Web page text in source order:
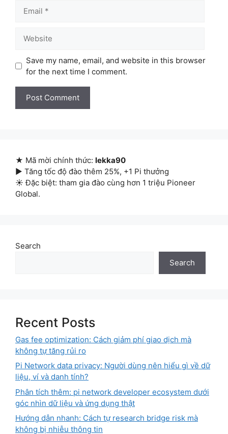
Save my name, email, and website in this browser
for the next time I comment.
★ Mã mời chính thức: lekka90
▶ Tăng tốc độ đào thêm 25%, +1 Pi thưởng
☀ Đặc biệt: tham gia đào cùng hơn 1 triệu Pioneer
Global.
Search
Search
Recent Posts
Gas fee optimization: Cách giảm phí giao dịch mà
không tự tăng rủi ro
Pi Network data privacy: Người dùng nên hiểu gì về dữ
liệu, ví và danh tính?
Phân tích thêm: pi network developer ecosystem dưới
góc nhìn dữ liệu và ứng dụng thật
Hướng dẫn nhanh: Cách tự research bridge risk mà
không bị nhiễu thông tin